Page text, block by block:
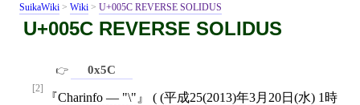
SuikaWiki > Wiki > U+005C REVERSE SOLIDUS
U+005C REVERSE SOLIDUS
0x5C
[2]
Charinfo — "\" ( (平成25(2013)年3月20日(水) 1時